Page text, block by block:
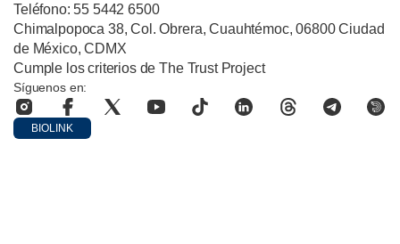
Teléfono: 55 5442 6500
Chimalpopoca 38, Col. Obrera, Cuauhtémoc, 06800 Ciudad
de México, CDMX
Cumple los criterios de The Trust Project
Síguenos en:
BIOLINK